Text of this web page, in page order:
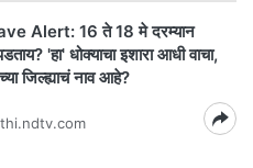
Alert: 16 ते 18 मे दरम्यान
'हा' धोक्याचा इशारा आधी वाचा,
जिल्ह्याचं नाव आहे?